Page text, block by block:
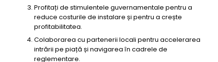
Profitați de stimulentele guvernamentale pentru a
reduce costurile de instalare și pentru a crește
profitabilitatea.
Colaborarea cu partenerii locali pentru accelerarea
intrării pe piață și navigarea în cadrele de
reglementare.